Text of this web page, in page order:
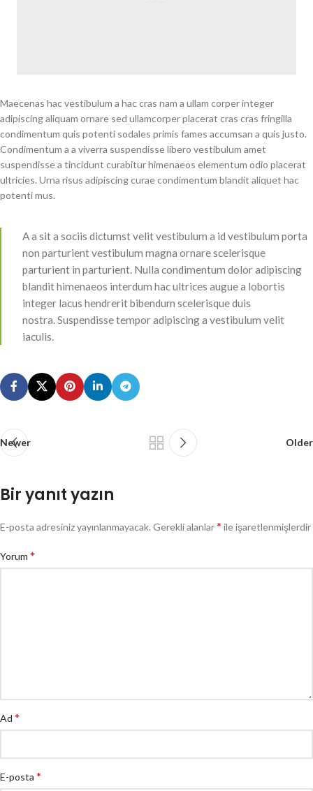
Maecenas hac vestibulum a hac cras nam a ullam corper integer
adipiscing aliquam ornare sed ullamcorper placerat cras cras fringilla
condimentum quis potenti sodales primis fames accumsan a quis justo.
Condimentum a a viverra suspendisse libero vestibulum amet
suspendisse a tincidunt curabitur himenaeos elementum odio placerat
ultricies. Urna risus adipiscing curae condimentum blandit aliquet hac
potenti mus.
A a sit a sociis dictumst velit vestibulum a id vestibulum porta
non parturient vestibulum magna ornare scelerisque
parturient in parturient. Nulla condimentum dolor adipiscing
blandit himenaeos interdum hac ultrices augue a lobortis
integer lacus hendrerit bibendum scelerisque duis
nostra. Suspendisse tempor adipiscing a vestibulum velit
iaculis.
Newer Older
Bir yanıt yazın
E-posta adresiniz yayınlanmayacak. Gerekli alanlar* ile işaretlenmişlerdir
Yorum *
Ad *
E-posta *